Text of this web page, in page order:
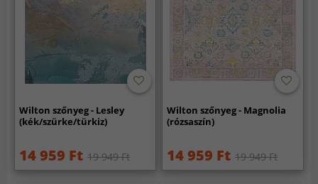
Wilton szőnyeg - Lesley
(kék/szürke/türkiz)
14 959 Ft 19 949 Ft
Wilton szőnyeg - Magnolia
(rózsaszín)
14 959 Ft 19 949 Ft